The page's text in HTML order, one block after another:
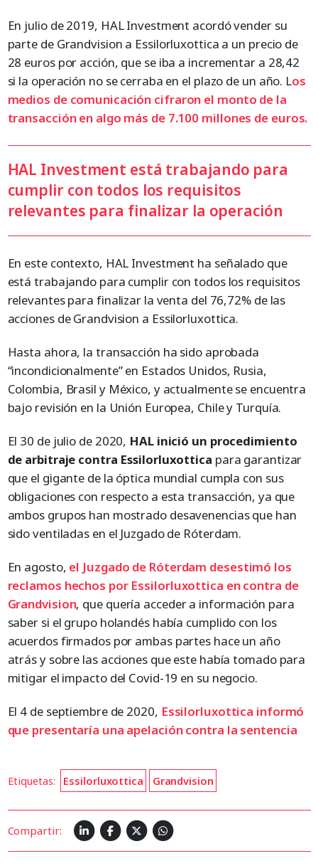
En julio de 2019, HAL Investment acordó vender su
parte de Grandvision a Essilorluxottica a un precio de
28 euros por acción, que se iba a incrementar a 28,42
si la operación no se cerraba en el plazo de un año. Los
medios de comunicación cifraron el monto de la
transacción en algo más de 7.100 millones de euros.
HAL Investment está trabajando para
cumplir con todos los requisitos
relevantes para finalizar la operación
En este contexto, HAL Investment ha señalado que
está trabajando para cumplir con todos los requisitos
relevantes para finalizar la venta del 76,72% de las
acciones de Grandvision a Essilorluxottica.
Hasta ahora, la transacción ha sido aprobada
“incondicionalmente” en Estados Unidos, Rusia,
Colombia, Brasil y México, y actualmente se encuentra
bajo revisión en la Unión Europea, Chile y Turquía.
El 30 de julio de 2020, HAL inició un procedimiento
de arbitraje contra Essilorluxottica para garantizar
que el gigante de la óptica mundial cumpla con sus
obligaciones con respecto a esta transacción, ya que
ambos grupos han mostrado desavenencias que han
sido ventiladas en el Juzgado de Róterdam.
En agosto, el Juzgado de Róterdam desestimó los
reclamos hechos por Essilorluxottica en contra de
Grandvision, que quería acceder a información para
saber si el grupo holandés había cumplido con los
acuerdos firmados por ambas partes hace un año
atrás y sobre las acciones que este había tomado para
mitigar el impacto del Covid-19 en su negocio.
El 4 de septiembre de 2020, Essilorluxottica informó
que presentaría una apelación contra la sentencia
Etiquetas: Essilorluxottica Grandvision
Compartir: